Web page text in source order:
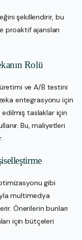
şekillendirir, bu
proaktif ajansları
Rolü
ve A/B testini
entegrasyonu için
edilmiş taslaklar için
Bu, maliyetleri
gibi
multimedya
Önerilerin bunları
için bütçeleri